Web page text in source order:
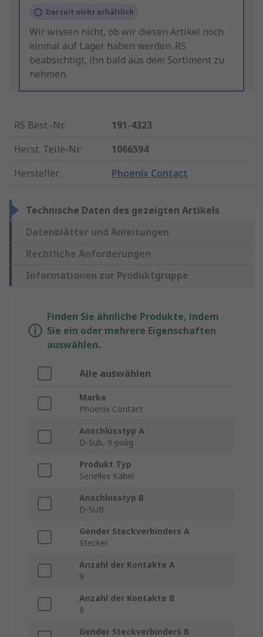
Derzeit nicht erhältlich
Wir wissen nicht, ob wir diesen Artikel noch
einmal auf Lager haben werden. RS
beabsichtigt, ihn bald aus dem Sortiment zu
nehmen.
RS Best.-Nr.:
191-4323
Herst. Teile-Nr.:
1066594
Hersteller: Phoenix Contact
Technische Daten des gezeigten Artikels
Datenblätter und Anleitungen
Rechtliche Anforderungen
Informationen zur Produktgruppe
Finden Sie ähnliche Produkte, indem
Sie ein oder mehrere Eigenschaften
auswählen.
Alle auswählen
Marke
Phoenix Contact
Anschlusstyp A
D-Sub, 9-polig
Produkt Typ
Serielles Kabel
Anschlusstyp B
D-SUB
Gender Steckverbinders A
Stecker
Anzahl der Kontakte A
9
Anzahl der Kontakte B
9
Gender Steckverbinders B